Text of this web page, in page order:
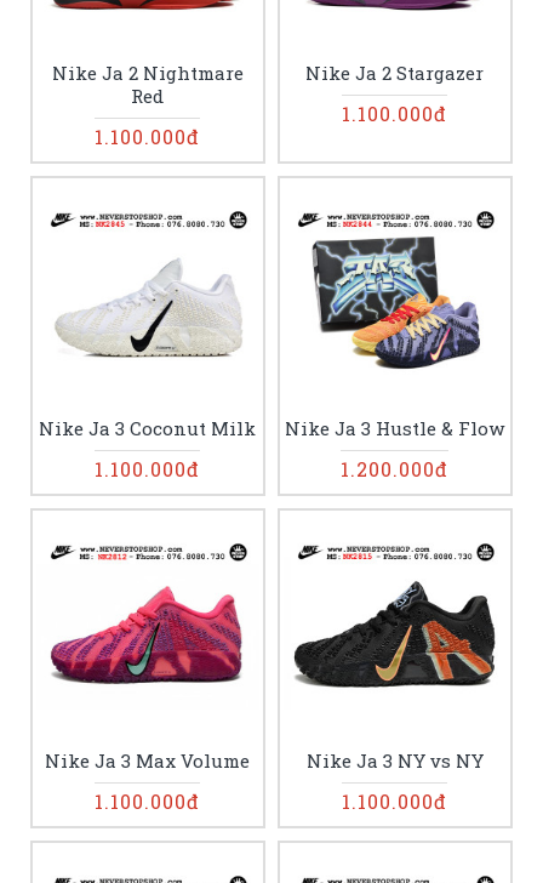
Nike Ja 2 Nightmare
Red
1.100.000đ
Nike Ja 2 Stargazer
1.100.000đ
Nike Ja 3 Coconut Milk
1.100.000đ
Nike Ja 3 Hustle & Flow
1.200.000đ
Nike Ja 3 Max Volume
1.100.000đ
Nike Ja 3 NY vs NY
1.100.000đ